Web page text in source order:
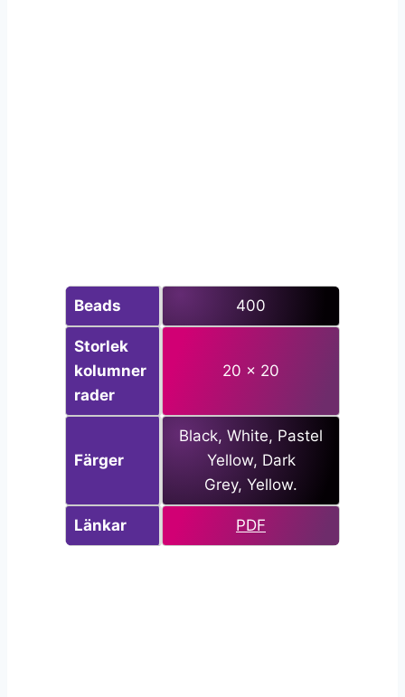
Beads 400
Storlek
kolumner
rader
20 x 20
Färger
Black, White, Pastel
Yellow, Dark
Grey, Yellow.
Länkar PDF